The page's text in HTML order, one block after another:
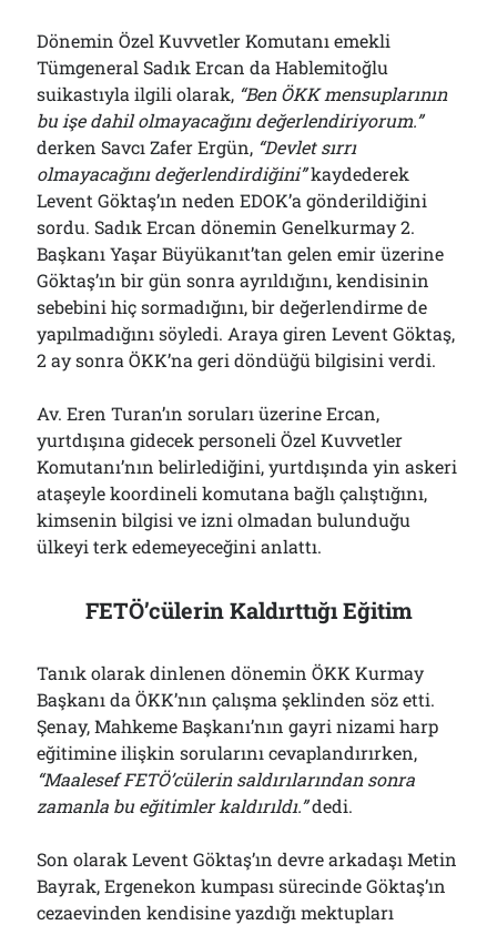
Dönemin Özel Kuvvetler Komutanı emekli
Tümgeneral Sadık Ercan da Hablemitoğlu
suikastıyla ilgili olarak, “Ben ÖKK mensuplarının
bu işe dahil olmayacağını değerlendiriyorum.”
derken Savcı Zafer Ergün, “Devlet sırrı
olmayacağını değerlendirdiğini”kaydederek
Levent Göktaş’ın neden EDOK’a gönderildiğini
sordu. Sadık Ercan dönemin Genelkurmay 2.
Başkanı Yaşar Büyükanıt’tan gelen emir üzerine
Göktaş’ın bir gün sonra ayrıldığını, kendisinin
sebebini hiç sormadığını, bir değerlendirme de
yapılmadığını söyledi. Araya giren Levent Göktaş,
2 ay sonra ÖKK’na geri döndüğü bilgisini verdi.
Av. Eren Turan’ın soruları üzerine Ercan,
yurtdışına gidecek personeli Özel Kuvvetler
Komutanı’nın belirlediğini, yurtdışında yin askeri
ataşeyle koordineli komutana bağlı çalıştığını,
kimsenin bilgisi ve izni olmadan bulunduğu
ülkeyi terk edemeyeceğini anlattı.
FETÖ’cülerin Kaldırttığı Eğitim
Tanık olarak dinlenen dönemin ÖKK Kurmay
Başkanı da ÖKK’nın çalışma şeklinden söz etti.
Şenay, Mahkeme Başkanı’nın gayri nizami harp
eğitimine ilişkin sorularını cevaplandırırken,
“Maalesef FETÖ’cülerin saldırılarından sonra
zamanla bu eğitimler kaldırıldı.”dedi.
Son olarak Levent Göktaş’ın devre arkadaşı Metin
Bayrak, Ergenekon kumpası sürecinde Göktaş’ın
cezaevinden kendisine yazdığı mektupları